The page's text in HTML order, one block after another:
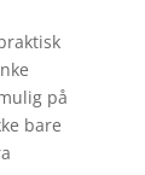
på
bare